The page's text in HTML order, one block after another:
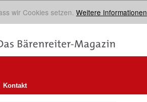
wir Cookies setzen. Weitere Informationen
Kontakt